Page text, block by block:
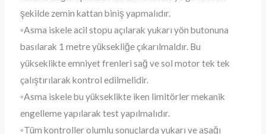
şekilde zemin kattan biniş yapmalıdır.
◦Asma iskele acil stopu açılarak yukarı yön butonuna
basılarak 1 metre yüksekliğe çıkarılmaldır. Bu
yükseklikte emniyet frenleri sağ ve sol motor tek tek
çalıştırılarak kontrol edilmelidir.
◦Asma iskele bu yükseklikte iken limitörler mekanik
engelleme yapılarak test yapılmalıdır.
◦Tüm kontroller olumlu sonuçlarda yukarı ve aşağı